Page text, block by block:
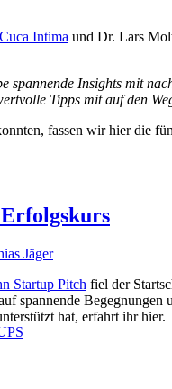
Cuca Intima und Dr. Lars
spannende Insights mit
Tipps mit auf den
fassen wir hier die
Jäger
Startup Pitch fiel der
spannende
hat, erfahrt ihr hier.